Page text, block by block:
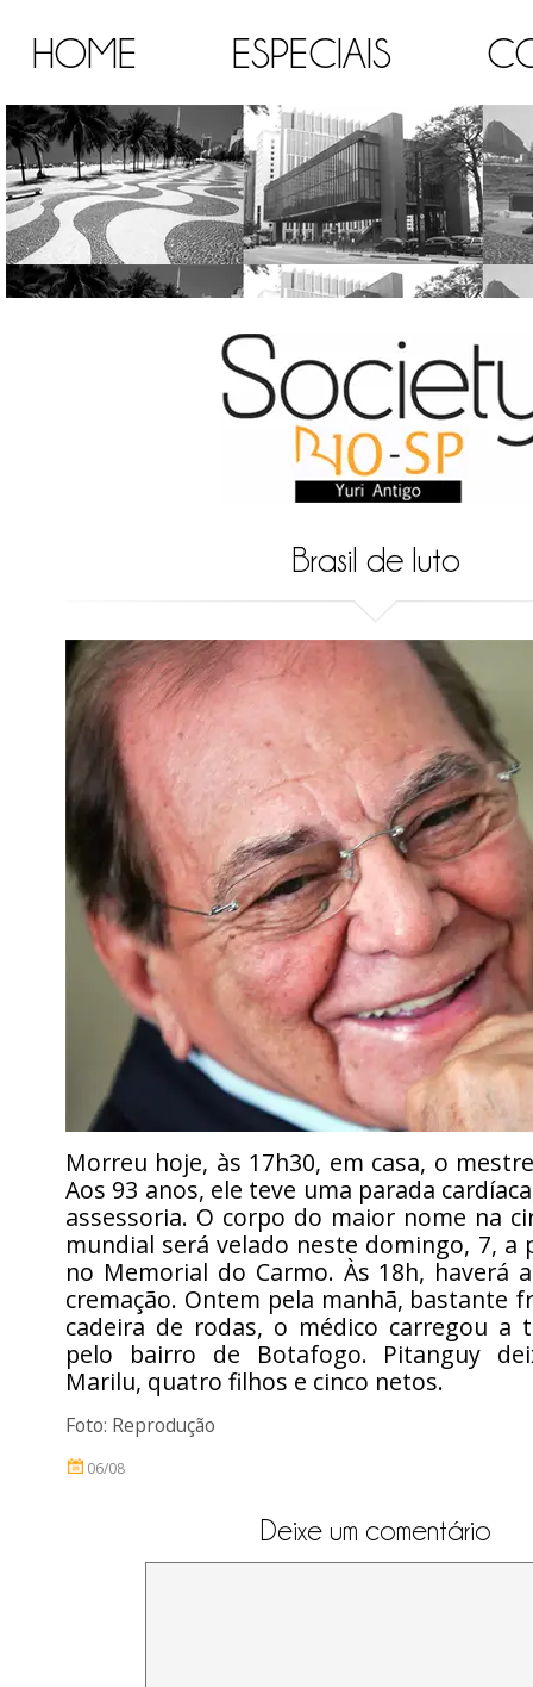
HOME ESPECIAIS
Brasil de luto
Morreu hoje, às 17h30, em casa, o
Aos 93 anos, ele teve uma parada
assessoria. O corpo do maior nome na
mundial será velado neste domingo, 7, a
no Memorial do Carmo. Às 18h, haverá
cremação. Ontem pela manhã, bastante
cadeira de rodas, o médico carregou a
pelo bairro de Botafogo. Pitanguy
Marilu, quatro filhos e cinco netos.
Foto: Reprodução
06/08
Deixe um comentário